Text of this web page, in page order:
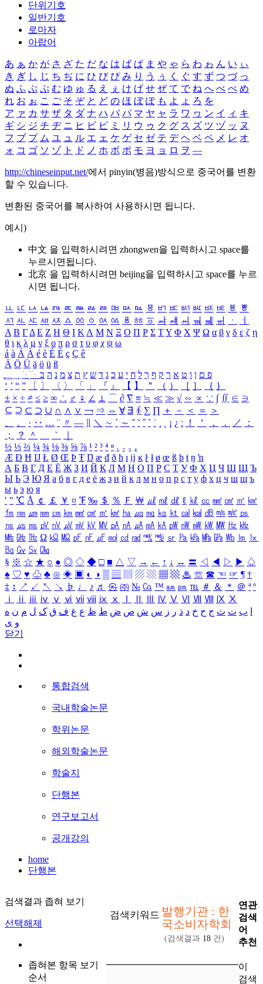
단위기호
일반기호
로마자
아랍어
あ ぁ か が さ ざ た だ な は ば ぱ ま や ゃ ら わ ゎ ん い ぃ
き ぎ し じ ち ぢ に ひ び ぴ み り う ぅ く ぐ す ず つ づ っ
ぬ ふ ぶ ぷ む ゆ ゅ る え ぇ け げ せ ぜ て で ね へ べ ぺ め
れ お ぉ こ ご そ ぞ と ど の ほ ぼ ぽ も よ ょ ろ を
ア ァ カ サ ザ タ ダ ナ ハ バ パ マ ヤ ャ ラ ワ ヮ ン イ ィ キ
ギ シ ジ チ ヂ ニ ヒ ビ ピ ミ リ ウ ゥ ク グ ス ズ ツ ヅ ッ ヌ
フ ブ プ ム ユ ュ ル エ ェ ケ ゲ セ ゼ テ デ ヘ ベ ペ メ レ オ
ォ コ ゴ ソ ゾ ト ド ノ ホ ボ ポ モ ヨ ョ ロ ヲ ―
http://chineseinput.net/에서 pinyin(병음)방식으로 중국어를 변환
할 수 있습니다.
변환된 중국어를 복사하여 사용하시면 됩니다.
예시)
中文 을 입력하시려면 zhongwen을 입력하시고 space를
누르시면됩니다.
北京 을 입력하시려면 beijing을 입력하시고 space를 누르
시면 됩니다.
ㅥ ㅦ ㅧ ㅨ ㅩ ㅪ ㅫ ㅬ ㅭ ㅮ ㅯ ㅰ ㅱ ㅲ ㅳ ㅴ ㅵ ㅶ ㅷ ㅸ
ㅹ
ㅺ ㅻ ㅼ ㅽ ㅾ ㅿ ㆀ ㆁ ㆂ ㆃ ㆄ ㆅ ㆆ ㆇ ㆈ ㆉ ㆊ ㆋ ㆌ ㆍ
ㆎ
Α Β ΓΔ Ε Ζ Η Θ Ι ΚΛ Μ Ν Ξ Ο Π Ρ Σ ΤΥ Φ Χ Ψ Ω α β γ δ ε ζ η
θ ι κ λ μ ν ξ ο π ρ σ τ υ φ χ ψ ω
á à Á À é è É È ç Ç ê
Ä Ö Ü ä ö ü ß
ִֶֹ ֻּ ׁׂ פ ם ן ו ט א ר ק ף ך ל ח י ע כ ג ד ש ץ ת צ מ נ ה ב
‘ ’ “ ” 〔 〕 〈 〉 「 」 『 』 【 】 ＂ （ ） ［ ］ ｛ ｝
± × ÷ ≠ ≤ ≥ ∞ ∴ ♂ ♀ ∠ ⊥ ⌒ ∂ ∇ ≡ ≒ ≪ ≫ √ ∽ ∝ ∵ ∫ ∬ ∈ ∋
⊆ ⊇ ⊂ ⊃ ∪ ∩ ∧ ∨ ￢ ⇒ ⇔ ∀ ∃ ∮ ∑ ∏ ＋ － ＜ ＝
＞
、
。 · ‥ … ¨ 〃 ― ＼ ∼ ´ ～ ˇ ˘ ˝ ˚ ˙ ¸ ¡ ¿ ː ！ ＇ ， ． ／
：
；
？ ＾ ｀
½ ⅓ ⅔ ¼ ¾ ⅛ ⅜ ⅝ ⅞ ¹ ² ³ ⁴ ⁿ ₁ ₂ ₃ ₄
Æ Ð Ħ Ĳ Ł Ø Œ Þ Ŧ Ŋ æ đ ð ħ ı ĳ ĸ ŀ ł ø œ ß þ ŧ ŋ ŉ
А Б В Г Д Е Ё Ж З И Й К Л М Н О П Р С Т У Ф Х Ц Ч Ш Щ Ъ
Ы Ь Э Ю Я а б в г д е ё ж з и й к л м н о п р с т у ф х ц ч ш щ ъ
ы ь э ю я
′ ″ ℃ Å ￠ ￡ ￥ ¤ ℉ ‰ ＄ ％ Ｆ ￦ ㎕ ㎖ ㎗ ℓ ㎘ ㏄ ㎣ ㎤ ㎥ ㎦
㎙ ㎚ ㎛ ㎜ ㎝ ㎞ ㎟ ㎠ ㎡ ㎢ ㏊ ㎍ ㎎ ㎏ ㏏ ㎈ ㎉ ㏈ ㎧ ㎨ ㎰
㎱ ㎲ ㎳ ㎴ ㎵ ㎶ ㎷ ㎸ ㎹ ㎀ ㎁ ㎂ ㎃ ㎄ ㎺ ㎻ ㎽ ㎾ ㎿ ㎐ ㎑
㎒ ㎓ ㎔ Ω ㏀ ㏁ ㎊ ㎋ ㎌ ㏖ ㏅ ㎭ ㎮ ㎯ ㏛ ㎩ ㎪ ㎫ ㎬ ㏝ ㏐
㏓
㏃ ㏉ ㏜ ㏆
§ ※ ☆ ★ ○ ● ◎ ◇ ◆ □ ■ △ ▽ → ← ↑ ↓ ↔ 〓 ◁ ◀ ▷ ▶ ♤
♠ ♡ ♥ ♧ ♣ ⊙ ◈ ▣ ◐ ◑ ▒ ▤ ▨ ▧ ▦ ▩ ♨ ☏ ☎ ☜ ☞ ¶ †
‡ ↕ ↗ ↙ ↖ ↘ ♭ ♩ ♪ ♬ ㉿ ㈜ № ㏇ ™ ㏂ ㏘ ℡ ＃ ＆ ＊ ＠ ª º
ⅰ
ⅱ ⅲ ⅳ ⅴ ⅵ ⅶ ⅷ ⅸ ⅹ Ⅳ Ⅴ Ⅵ Ⅶ Ⅷ Ⅸ Ⅹ
ب ت ث ج ح خ د ذ ر ز س ش ص ض ط ظ ع غ ف ق ک ل م ن ه
و ی
닫기
통합검색
국내학술논문
학위논문
해외학술논문
학술지
단행본
연구보고서
공개강의
home
단행본
검색결과 좁혀 보기
선택해제
좁혀본 항목 보기
순서
검색키워드 발행기관 : 한
국소비자학회
(검색결과 18 건)
연관
검색
어
추천
이
검색